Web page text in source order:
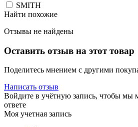
SMITH
Найти похожие
Отзывы не найдены
Оставить отзыв на этот товар
Поделитесь мнением с другими
Написать отзыв
Войдите в учётную запись, чтобы мы
ответе
Моя учетная запись